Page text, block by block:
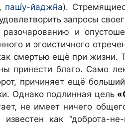
паш́у-йаджн̃а).
запросы
и
и эгоистичного
смертью ещё при жизни.
принести благо. Само
причиняет ещё
Однако подлинная цель
не имеет ничего
как “доброта-не-